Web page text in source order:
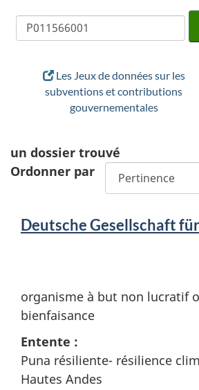
Les Jeux de données sur les
subventions et contributions
gouvernementales
un dossier trouvé
Ordonner par
Deutsche Gesellschaft für
organisme à but non lucratif
bienfaisance
Entente :
Puna résiliente- résilience
Hautes Andes